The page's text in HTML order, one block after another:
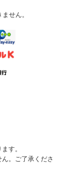
せん。
す。
。ご了承くださ